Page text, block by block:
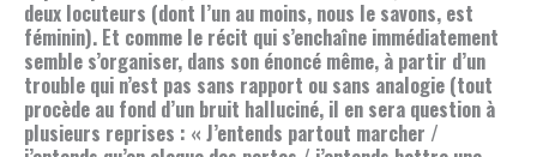
deux locuteurs (dont l’un au moins, nous le savons, est
féminin). Et comme le récit qui s’enchaîne immédiatement
semble s’organiser, dans son énoncé même, à partir d’un
trouble qui n’est pas sans rapport ou sans analogie (tout
procède au fond d’un bruit halluciné, il en sera question à
plusieurs reprises : « J’entends partout marcher /